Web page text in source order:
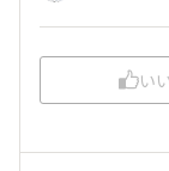
い